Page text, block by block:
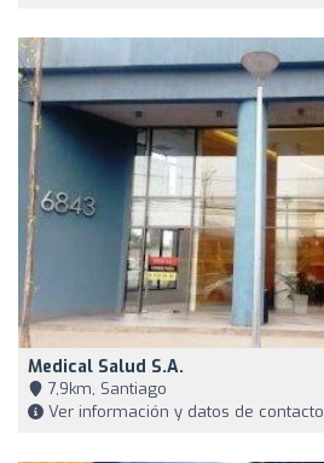
Medical Salud S.A.
7,9km, Santiago
Ver información y datos de contacto